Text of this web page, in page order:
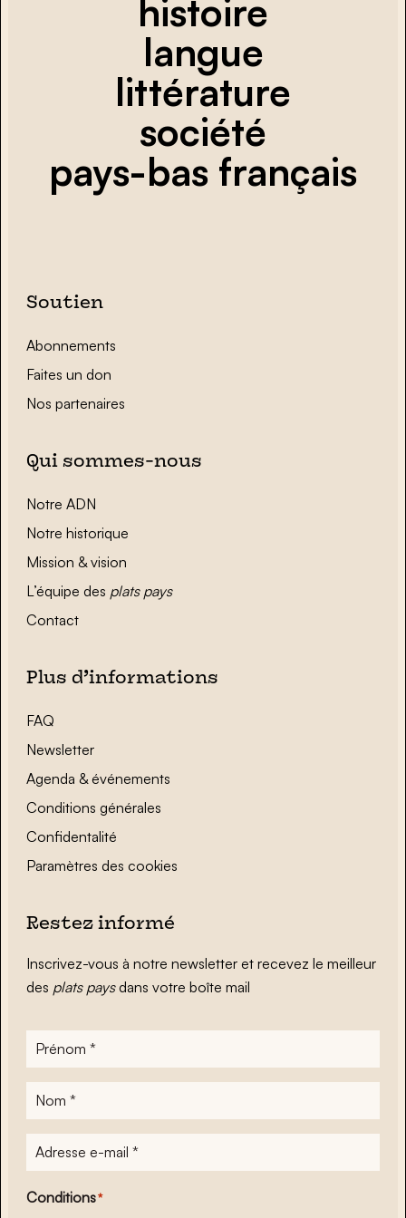
histoire
langue
littérature
société
pays-bas français
Soutien
Abonnements
Faites un don
Nos partenaires
Qui sommes-nous
Notre ADN
Notre historique
Mission & vision
L’équipe des plats pays
Contact
Plus d’informations
FAQ
Newsletter
Agenda & événements
Conditions générales
Confidentalité
Paramètres des cookies
Restez informé
Inscrivez-vous à notre newsletter et recevez le meilleur
des plats paysdans votre boîte mail
Prénom
Nom
Adresse
e-
mail*
Conditions*